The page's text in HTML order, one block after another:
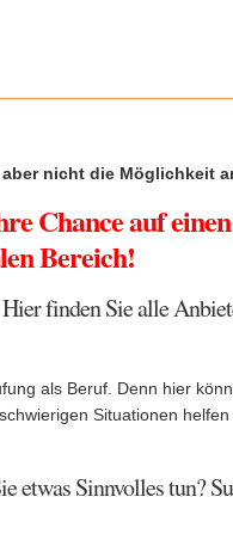
nicht die Möglichkeit
Chance auf
Bereich!
finden Sie alle
als Beruf. Denn hier
Situationen
etwas Sinnvolles tun?